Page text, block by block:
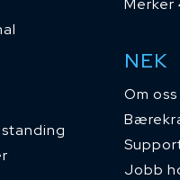
NEK
Om oss
Jobb